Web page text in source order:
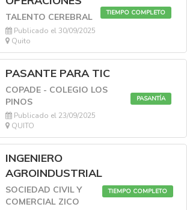
TALENTO CEREBRAL
Publicado el 30/09/2025
Quito
TIEMPO COMPLETO
PASANTE PARA TIC
COPADE - COLEGIO LOS
PINOS
Publicado el 23/09/2025
QUITO
PASANTÍA
INGENIERO
AGROINDUSTRIAL
SOCIEDAD CIVIL Y
COMERCIAL ZICO
TIEMPO COMPLETO